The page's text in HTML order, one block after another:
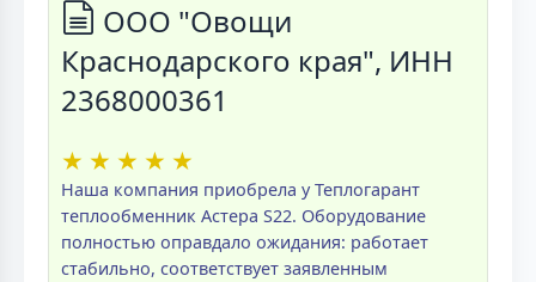
ООО "Овощи
Краснодарского края", ИНН
2368000361
★ ★ ★ ★ ★
Наша компания приобрела у Теплогарант
теплообменник Астера S22. Оборудование
полностью оправдало ожидания: работает
стабильно, соответствует заявленным